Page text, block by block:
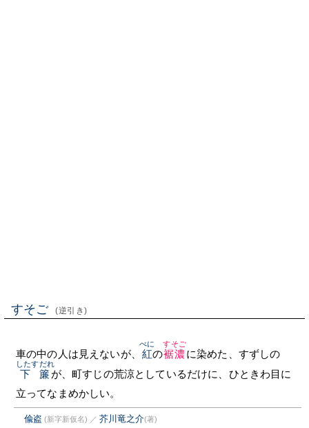
すそご (逆引き)
車の中の人は見えないが、 紅
べに
の裾濃
すそご
に染めた、すずしの
下簾
したすだれ
が、町すじの荒涼としているだけに、ひときわ目に
立ってなまめかしい。
偸盗 (新字新仮名) ／ 芥川竜之介(著)